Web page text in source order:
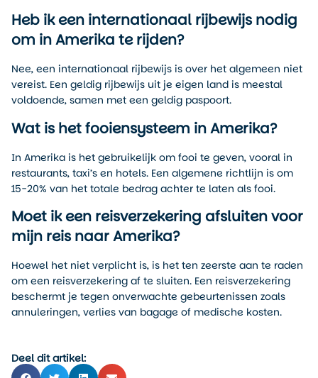
Heb ik een internationaal rijbewijs nodig
om in Amerika te rijden?
Nee, een internationaal rijbewijs is over het algemeen niet
vereist. Een geldig rijbewijs uit je eigen land is meestal
voldoende, samen met een geldig paspoort.
Wat is het fooiensysteem in Amerika?
In Amerika is het gebruikelijk om fooi te geven, vooral in
restaurants, taxi’s en hotels. Een algemene richtlijn is om
15-20% van het totale bedrag achter te laten als fooi.
Moet ik een reisverzekering afsluiten voor
mijn reis naar Amerika?
Hoewel het niet verplicht is, is het ten zeerste aan te raden
om een reisverzekering af te sluiten. Een reisverzekering
beschermt je tegen onverwachte gebeurtenissen zoals
annuleringen, verlies van bagage of medische kosten.
Deel dit artikel: